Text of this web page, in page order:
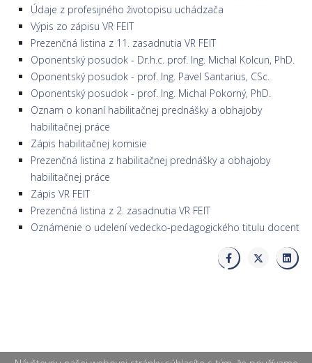
Údaje z profesijného životopisu uchádzača
Výpis zo zápisu VR FEIT
Prezenčná listina z 11. zasadnutia VR FEIT
Oponentský posudok - Dr.h.c. prof. Ing. Michal Kolcun, PhD.
Oponentský posudok - prof. Ing. Pavel Santarius, CSc.
Oponentský posudok - prof. Ing. Michal Pokorný, PhD.
Oznam o konaní habilitačnej prednášky a obhajoby
habilitačnej práce
Zápis habilitačnej komisie
Prezenčná listina z habilitačnej prednášky a obhajoby
habilitačnej práce
Zápis VR FEIT
Prezenčná listina z 2. zasadnutia VR FEIT
Oznámenie o udelení vedecko-pedagogického titulu docent